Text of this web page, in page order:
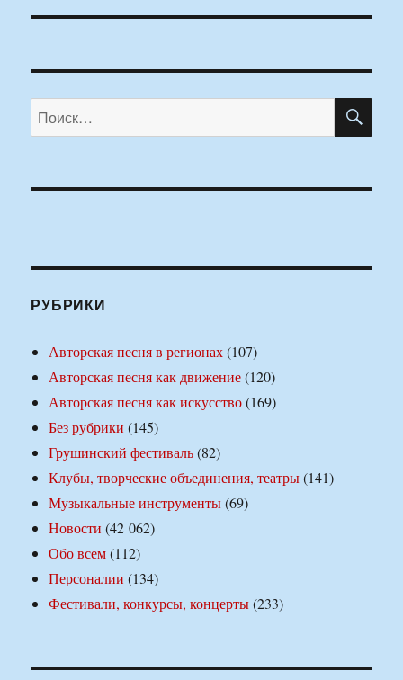
Искать:
РУБРИКИ
Авторская песня в регионах(107)
Авторская песня как движение(120)
Авторская песня как искусство(169)
Без рубрики (145)
Грушинский фестиваль(82)
Клубы, творческие объединения, театры(141)
Музыкальные инструменты(69)
Новости (42 062)
Обо всем(112)
Персоналии (134)
Фестивали, конкурсы, концерты(233)